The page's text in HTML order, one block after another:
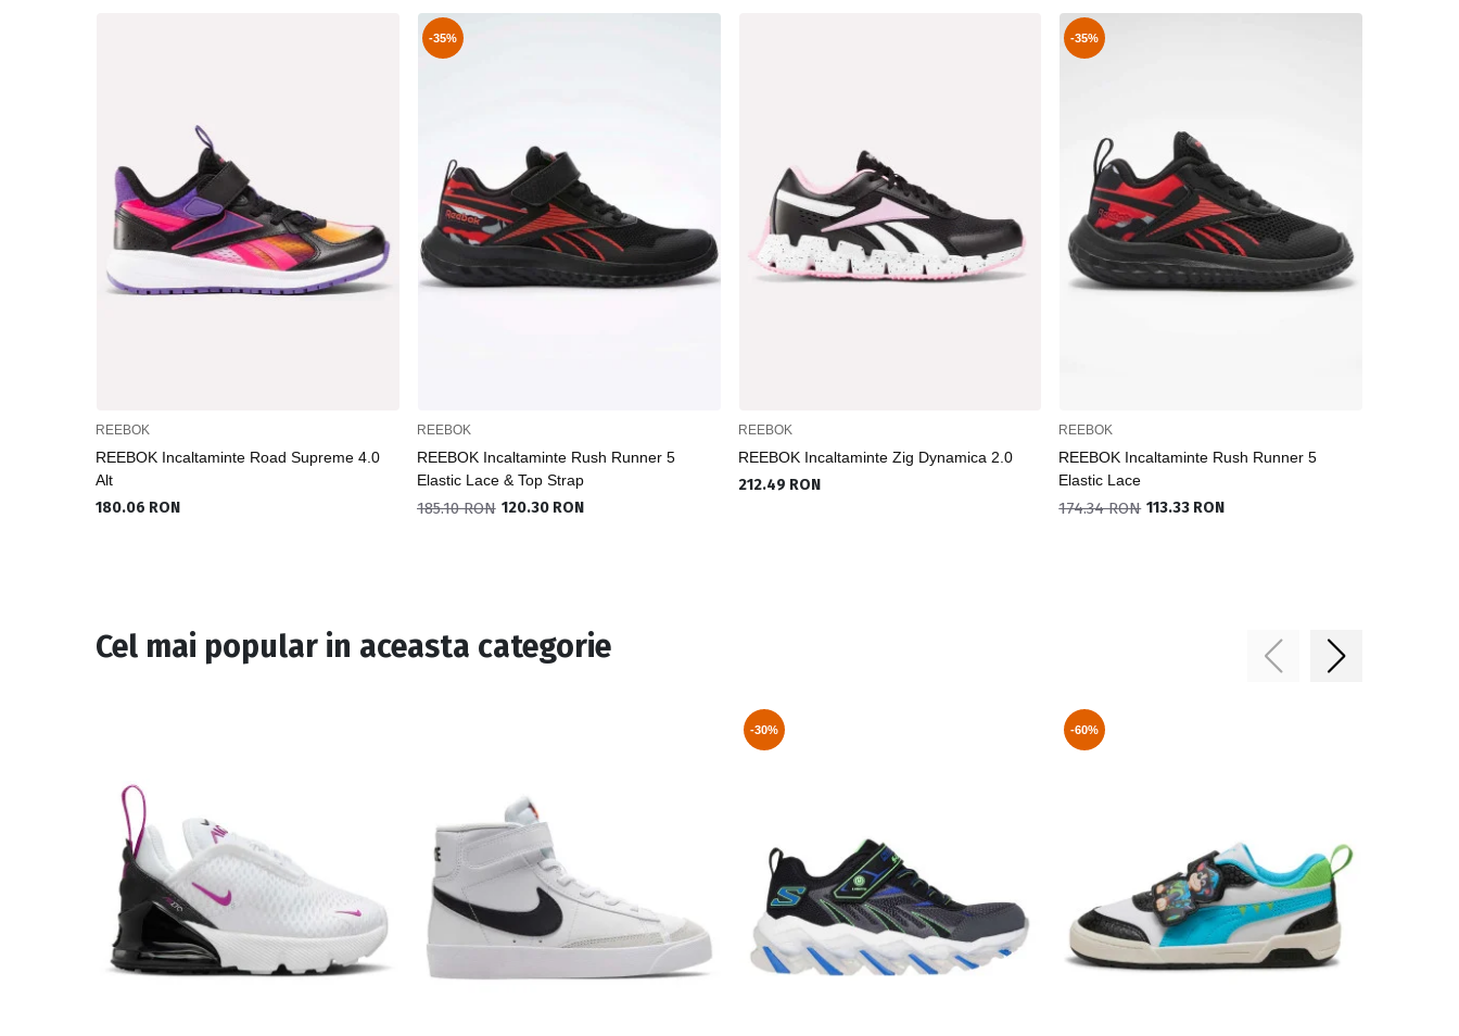
REEBOK
REEBOK Incaltaminte Road Supreme 4.0
Alt
180.06 RON
-35%
REEBOK
REEBOK Incaltaminte Rush Runner 5
Elastic Lace & Top Strap
185.10 RON 120.30 RON
REEBOK
REEBOK Incaltaminte Zig Dynamica 2.0
212.49 RON
-35%
REEBOK
REEBOK Incaltaminte Rush Runner 5
Elastic Lace
174.34 RON 113.33 RON
Cel mai popular in aceasta categorie
-30% -60%